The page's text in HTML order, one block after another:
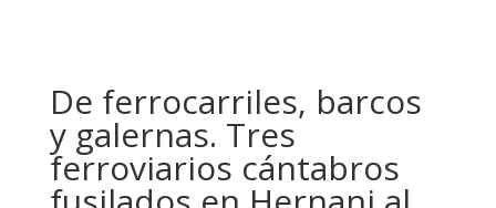
De ferrocarriles, barcos
y galernas. Tres
ferroviarios cántabros